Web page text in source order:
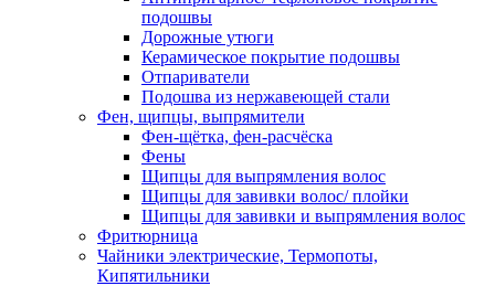
подошвы
Дорожные утюги
Керамическое покрытие подошвы
Отпариватели
Подошва из нержавеющей стали
Фен, щипцы, выпрямители
Фен-щётка, фен-расчёска
Фены
Щипцы для выпрямления волос
Щипцы для завивки волос/ плойки
Щипцы для завивки и выпрямления волос
Фритюрница
Чайники электрические, Термопоты,
Кипятильники